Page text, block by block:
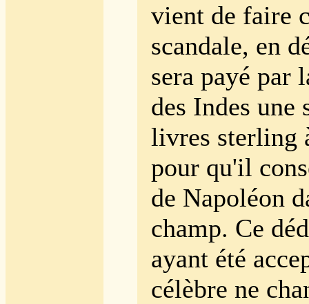
vient de faire
scandale, en
sera payé par
des Indes une
livres sterling
pour qu'il
de Napoléon
champ. Ce
ayant été
célèbre ne